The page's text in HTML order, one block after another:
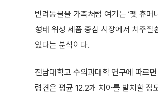
반려동물을 가족처럼 여기는 ‘펫 휴
형태 위생 제품 중심 시장에서 치주
있다는 분석이다.
전남대학교 수의과대학 연구에 따르
령견은 평균 12.2개 치아를 발치할 정